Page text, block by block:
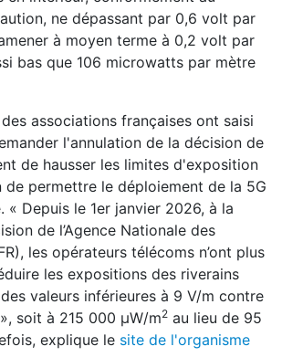
ne dépassant par 0,6 volt par
à moyen terme à 0,2 volt par
bas que 106 microwatts par mètre
associations françaises ont saisi
l'annulation de la décision de
de hausser les limites d'exposition
de permettre le déploiement de la 5G
« Depuis le 1er janvier 2026, à la
de l’Agence Nationale des
les opérateurs télécoms n’ont plus
les expositions des riverains
des valeurs inférieures à 9 V/m contre
soit à 215 000 μW/m2 au lieu de 95
explique le site de l'organisme